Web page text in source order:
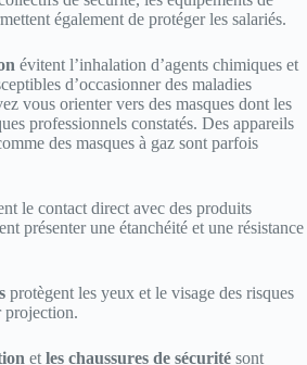
également de protéger les salariés.
évitent l’inhalation d’agents chimiques et
d’occasionner des maladies
vous orienter vers des masques dont les
professionnels constatés. Des appareils
des masques à gaz sont parfois
le contact direct avec des produits
présenter une étanchéité et une résistance
protègent les yeux et le visage des risques
projection.
et les chaussures de sécurité sont